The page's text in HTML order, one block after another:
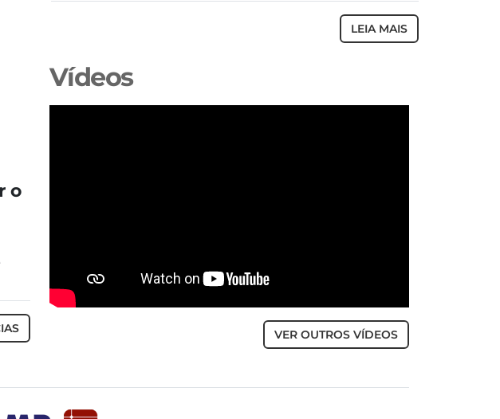
LEIA MAIS
o
Vídeos
VER OUTROS VÍDEOS